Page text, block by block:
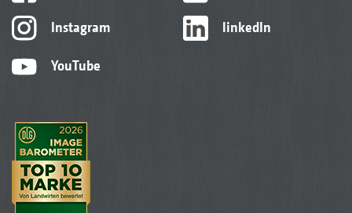
Instagram
YouTube
linkedIn